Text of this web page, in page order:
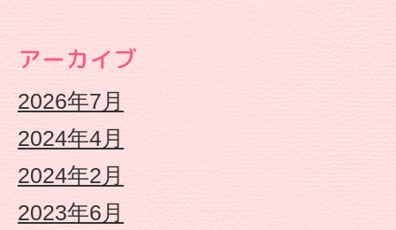
アーカイブ
2026年7月
2024年4月
2024年2月
2023年6月